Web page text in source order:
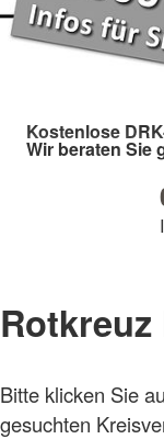
Kostenlose
Wir beraten Sie
Bitte klicken Sie
gesuchten